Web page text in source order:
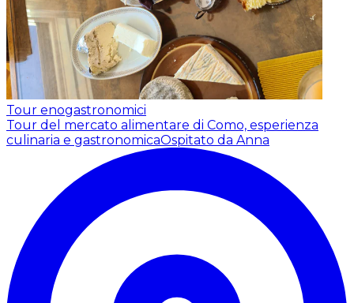
Tour enogastronomici
Tour del mercato alimentare di Como, esperienza
culinaria e gastronomicaOspitato da Anna